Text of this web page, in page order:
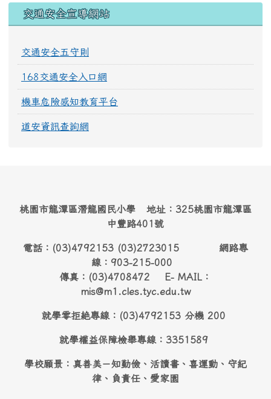
交通安全宣導網站
交通安全五守則
168交通安全入口網
機車危險感知教育平台
道安資訊查詢網
桃園市龍潭區潛龍國民小學 地址：325桃園市龍潭區
中豐路401號
電話：(03)4792153 (03)2723015 網路專
線：903-215-000
傳真：(03)4708472 E- MAIL：
mis@m1.cles.tyc.edu.tw
就學零拒絶專線：(03)4792153 分機 200
就學權益保障檢舉專線：3351589
學校願景：真善美－知勤儉、活讀書、喜運動、守紀
律、負責任、愛家園